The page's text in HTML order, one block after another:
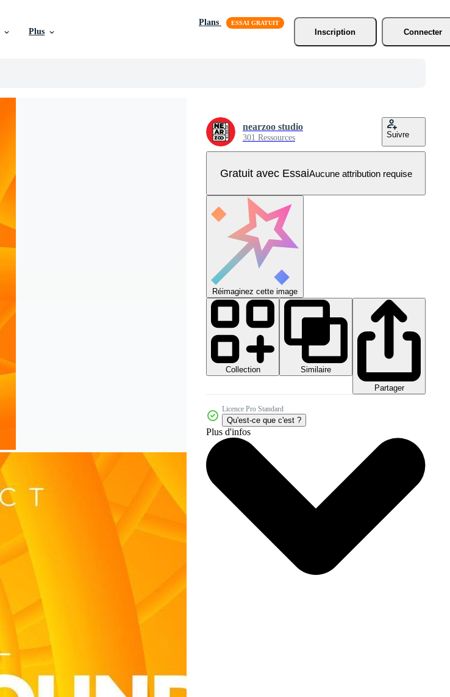
Plus
Plans
Inscription
Connecter
nearzoo studio
301 Ressources Suivre
Gratuit avec EssaiAucune attribution requise
Réimaginez cette image
Collection
Similaire
Partager
Licence Pro Standard
Qu'est-ce que c'est ?
Plus d'infos